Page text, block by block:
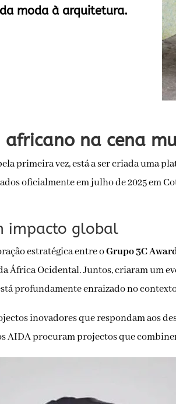
moda à arquitetura.
africano na cena
primeira vez, está a ser criada uma
oficialmente em julho de 2025 em
impacto global
estratégica entre oGrupo 3C
África Ocidental. Juntos, criaram um
profundamente enraizado no
inovadores que respondam aos
AIDA procuram projectos que